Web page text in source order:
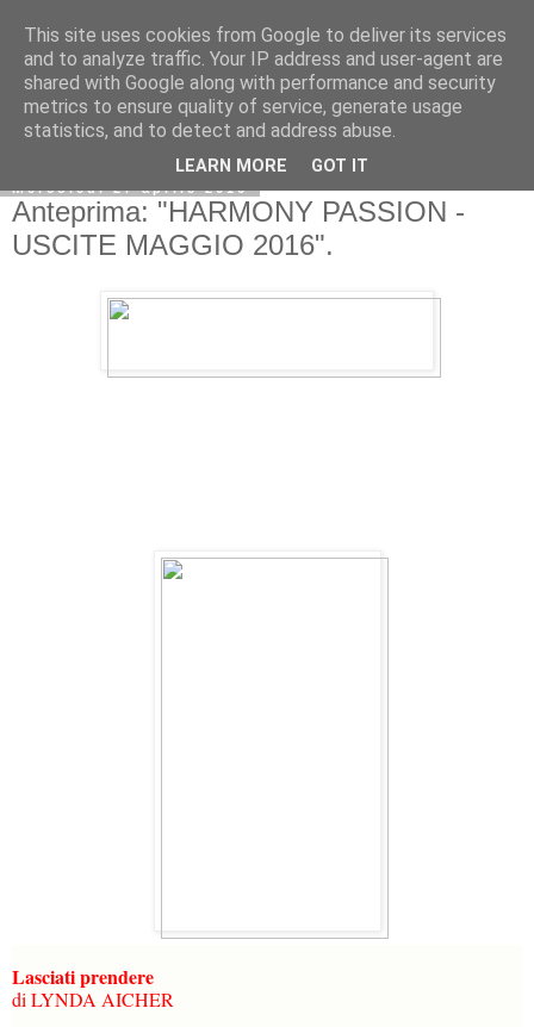
mercoledì 27 aprile 2016
Anteprima: "HARMONY PASSION -
USCITE MAGGIO 2016".
Lasciati prendere
di LYNDA AICHER
This site uses cookies from Google to deliver its services
and to analyze traffic. Your IP address and user-agent are
shared with Google along with performance and security
metrics to ensure quality of service, generate usage
statistics, and to detect and address abuse.
LEARN MORE GOT IT